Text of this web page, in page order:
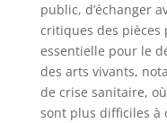
public, d’échanger
critiques des pièces
essentielle pour le
des arts vivants,
de crise sanitaire,
sont plus difficiles à